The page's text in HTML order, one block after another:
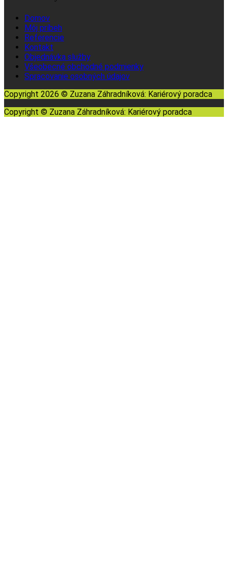
Domov
Môj príbeh
Referencie
Kontakt
Objednávka služby
Všeobecné obchodné podmienky
Spracovanie osobných údajov
Copyright 2026 © Zuzana Záhradníková: Kariérový poradca
Copyright © Zuzana Záhradníková: Kariérový poradca